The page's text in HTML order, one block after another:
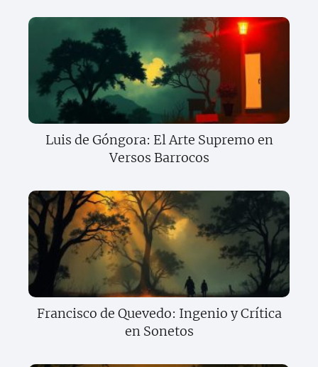
Luis de Góngora: El Arte Supremo en
Versos Barrocos
Francisco de Quevedo: Ingenio y Crítica
en Sonetos